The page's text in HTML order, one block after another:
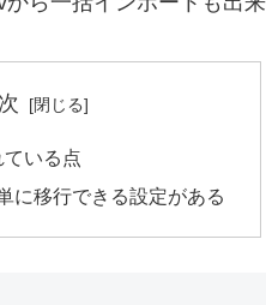
いる点
に移行できる設定がある